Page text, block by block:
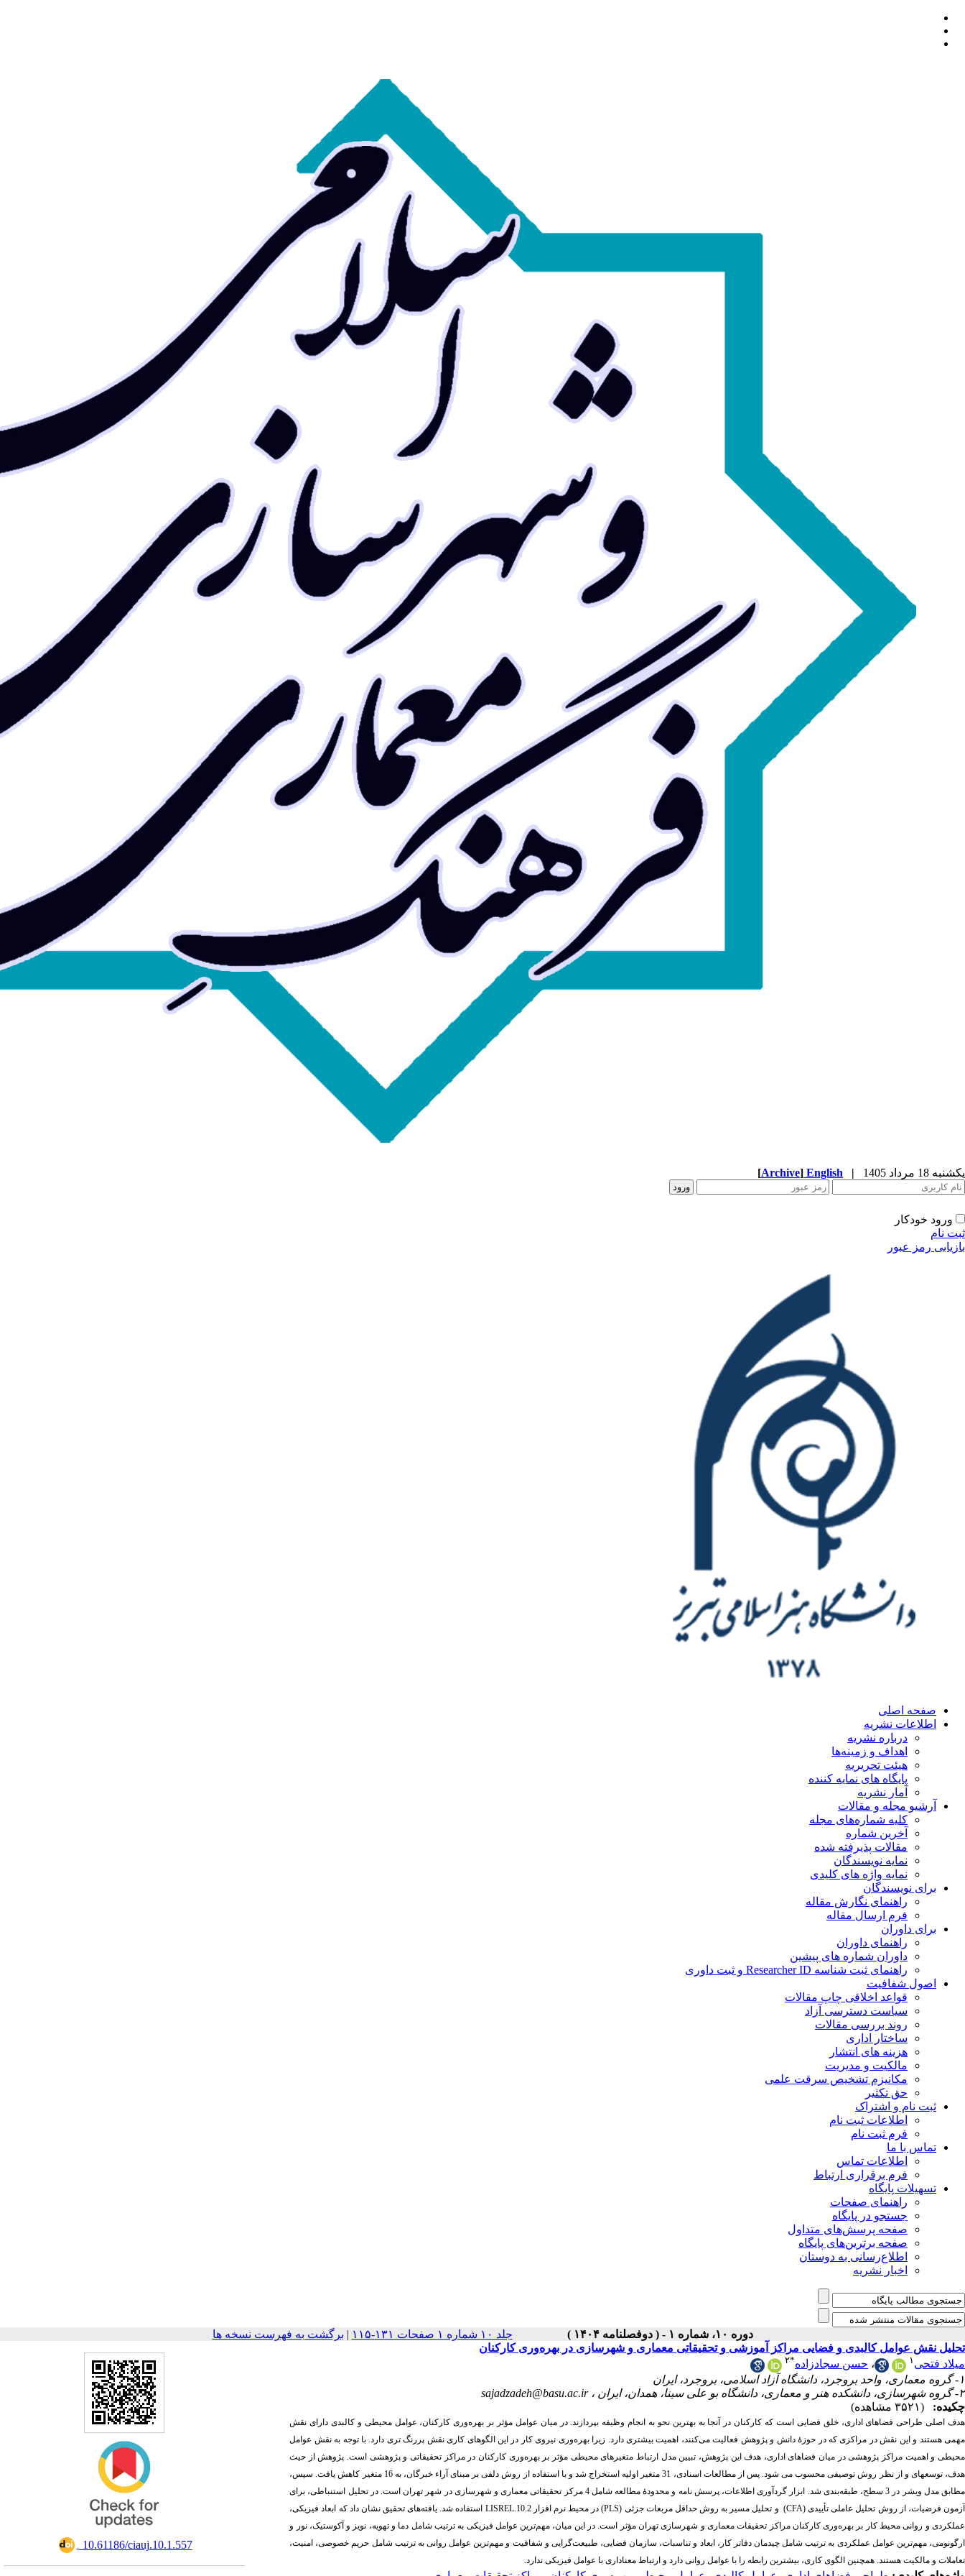
یکشنبه 18 مرداد 1405 |
English
[Archive]
ورود خودکار
ثبت نام
بازیابی رمز عبور
صفحه اصلی
اطلاعات نشریه
درباره نشریه
اهداف و زمینه‌ها
هیئت تحریریه
پایگاه های نمایه کننده
آمار نشریه
آرشیو مجله و مقالات
کلیه شماره‌های مجله
آخرین شماره
مقالات پذیرفته شده
نمایه نویسندگان
نمایه واژه های کلیدی
برای نویسندگان
راهنمای نگارش مقاله
فرم ارسال مقاله
برای داوران
راهنمای داوران
داوران شماره های پیشین
راهنمای ثبت شناسه Researcher ID و ثبت داوری
اصول شفافیت
قواعد اخلاقی چاپ مقالات
سیاست دسترسی آزاد
روند بررسی مقالات
ساختار اداری
هزینه های انتشار
مالکیت و مدیریت
مکانیزم تشخیص سرقت علمی
حق تکثیر
ثبت نام و اشتراک
اطلاعات ثبت نام
فرم ثبت نام
تماس با ما
اطلاعات تماس
فرم برقراری ارتباط
تسهیلات پایگاه
راهنمای صفحات
جستجو در پایگاه
صفحه پرسش‌های متداول
صفحه برترین‌های پایگاه
اطلاع‌رسانی به دوستان
اخبار نشریه
دوره ۱۰، شماره ۱ - ( دوفصلنامه ۱۴۰۴ ) جلد ۱۰ شماره ۱ صفحات ۱۳۱-۱۱۵ | برگشت به فهرست نسخه ها
‎ 10.61186/ciauj.10.1.557
تحلیل نقش عوامل کالبدی و فضایی مراکز آموزشی و تحقیقاتی معماری و شهرسازی در بهره‌وری کارکنان
میلاد فتحی ۱ ، حسن سجادزاده*۲
۱- گروه معماری، واحد بروجرد، دانشگاه آزاد اسلامی، بروجرد، ایران
۲- گروه شهرسازی، دانشکده هنر و معماری، دانشگاه بو علی سینا، همدان، ایران ،
sajadzadeh@basu.ac.ir
چکیده:
(۳۵۲۱ مشاهده)
هدف اصلی طراحی فضاهای اداری، خلق فضایی است که کارکنان در آنجا به بهترین نحو به انجام وظیفه بپردازند. در میان عوامل مؤثر بر بهره‌وری کارکنان، عوامل محیطی و کالبدی دارای نقش
مهمی هستند و این نقش در مراکزی که در حوزۀ دانش و پژوهش فعالیت می‌کنند، اهمیت بیشتری دارد. زیرا بهره‌وری نیروی کار در این الگوهای کاری نقش پررنگ تری دارد. با توجه به نقش عوامل
محیطی و اهمیت مراکز پژوهشی در میان فضاهای اداری، هدف این پژوهش، تبیین مدل ارتباط متغیرهای محیطی مؤثر بر بهره‌وری کارکنان در مراکز تحقیقاتی و پژوهشی است. پژوهش از حیث
هدف، توسعه‎ای و از نظر روش توصیفی محسوب می شود. پس از مطالعات اسنادی، 31 متغیر اولیه استخراج شد و با استفاده از روش دلفی بر مبنای آراء خبرگان، به 16 متغیر کاهش یافت. سپس،
مطابق مدل ویشر در 3 سطح، طبقه‌بندی شد. ابزار گردآوری اطلاعات، پرسش نامه و محدودۀ مطالعه شامل 4 مرکز تحقیقاتی معماری و شهرسازی در شهر تهران است. در تحلیل استنباطی، برای
آزمون فرضیات، از روش تحلیل عاملی تأییدی (CFA) و تحلیل مسیر به روش حداقل مربعات جزئی (PLS) در محیط نرم افزار LISREL.10.2 استفاده شد. یافته‌های تحقیق نشان داد که ابعاد فیزیکی،
عملکردی و روانی محیط کار بر بهره‌وری کارکنان مراکز تحقیقات معماری و شهرسازی تهران مؤثر است. در این میان، مهم‌ترین عوامل فیزیکی به ترتیب شامل دما و تهویه، نویز و آکوستیک، نور و
ارگونومی، مهم‌ترین عوامل عملکردی به ترتیب شامل چیدمان دفاتر کار، ابعاد و تناسبات، سازمان فضایی، طبیعت‌گرایی و شفافیت و مهم‌ترین عوامل روانی به ترتیب شامل حریم خصوصی، امنیت،
تعاملات و مالکیت هستند. همچنین الگوی کاری، بیشترین رابطه را با عوامل روانی دارد و ارتباط معناداری با عوامل فیزیکی ندارد.